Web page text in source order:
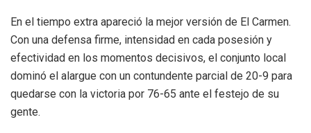
En el tiempo extra apareció la mejor versión de El Carmen.
Con una defensa firme, intensidad en cada posesión y
efectividad en los momentos decisivos, el conjunto local
dominó el alargue con un contundente parcial de 20-9 para
quedarse con la victoria por 76-65 ante el festejo de su
gente.